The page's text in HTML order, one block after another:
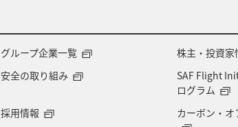
グループ企業一覧
株主・投資家
安全の取り組み
SAF Flight
ログラム
採用情報 カーボン・